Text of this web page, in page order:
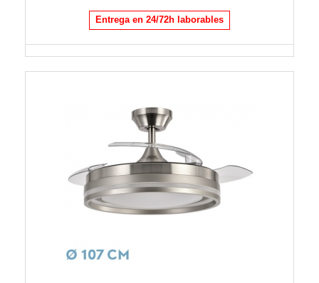
Entrega en 24/72h laborables